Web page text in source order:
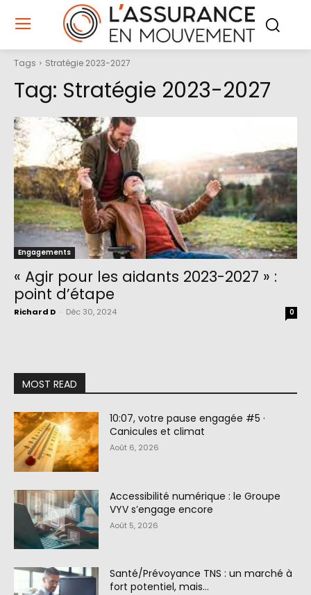
Tags Stratégie 2023-2027
Tag: Stratégie 2023-2027
Engagements
« Agir pour les aidants 2023-2027 » :
point d’étape
Richard D Déc 30, 2024 0
MOST READ
10:07, votre pause engagée #5 ·
Canicules et climat
Août 6, 2026
Accessibilité numérique : le Groupe
VYV s’engage encore
Août 5, 2026
Santé/Prévoyance TNS : un marché à
fort potentiel, mais…